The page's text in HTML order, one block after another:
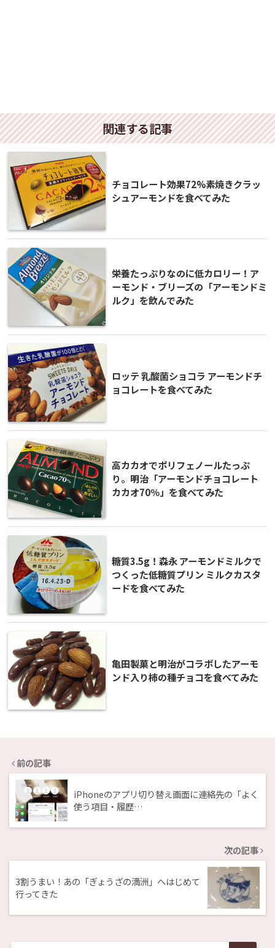
関連する記事
チョコレート効果72%素焼きクラッ
シュアーモンドを食べてみた
栄養たっぷりなのに低カロリー！ア
ーモンド・ブリーズの「アーモンドミ
ルク」を飲んでみた
ロッテ 乳酸菌ショコラ アーモンドチ
ョコレートを食べてみた
高カカオでポリフェノールたっぷ
り。明治「アーモンドチョコレート
カカオ70％」を食べてみた
糖質3.5g！森永 アーモンドミルクで
つくった低糖質プリン ミルクカスタ
ードを食べてみた
亀田製菓と明治がコラボしたアーモ
ンド入り柿の種チョコを食べてみた
前の記事
iPhoneのアプリ切り替え画面に連絡先の「よく
使う項目・履歴…
次の記事
3割うまい！あの「ぎょうざの満洲」へはじめて
行ってきた